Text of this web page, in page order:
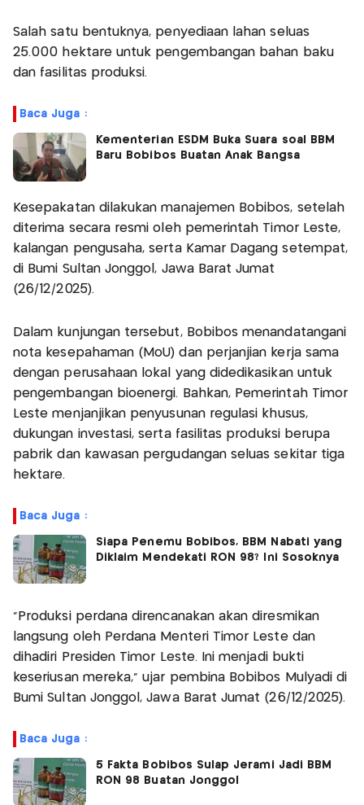
Salah satu bentuknya, penyediaan lahan seluas
25.000 hektare untuk pengembangan bahan baku
dan fasilitas produksi.
Baca Juga :
Kementerian ESDM Buka Suara soal BBM
Baru Bobibos Buatan Anak Bangsa
Kesepakatan dilakukan manajemen Bobibos, setelah
diterima secara resmi oleh pemerintah Timor Leste,
kalangan pengusaha, serta Kamar Dagang setempat,
di Bumi Sultan Jonggol, Jawa Barat Jumat
(26/12/2025).
Dalam kunjungan tersebut, Bobibos menandatangani
nota kesepahaman (MoU) dan perjanjian kerja sama
dengan perusahaan lokal yang didedikasikan untuk
pengembangan bioenergi. Bahkan, Pemerintah Timor
Leste menjanjikan penyusunan regulasi khusus,
dukungan investasi, serta fasilitas produksi berupa
pabrik dan kawasan pergudangan seluas sekitar tiga
hektare.
Baca Juga :
Siapa Penemu Bobibos, BBM Nabati yang
Diklaim Mendekati RON 98? Ini Sosoknya
"Produksi perdana direncanakan akan diresmikan
langsung oleh Perdana Menteri Timor Leste dan
dihadiri Presiden Timor Leste. Ini menjadi bukti
keseriusan mereka," ujar pembina Bobibos Mulyadi di
Bumi Sultan Jonggol, Jawa Barat Jumat (26/12/2025).
Baca Juga :
5 Fakta Bobibos Sulap Jerami Jadi BBM
RON 98 Buatan Jonggol